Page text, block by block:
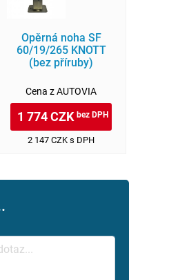
Opěrná noha SF
60/19/265 KNOTT
(bez příruby)
Cena z AUTOVIA
1 774 CZKbez DPH
2 147 CZK s DPH